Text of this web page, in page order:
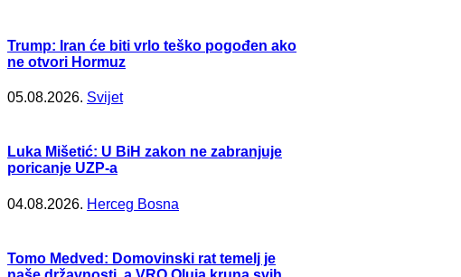
Trump: Iran će biti vrlo teško pogođen ako
ne otvori Hormuz
05.08.2026. Svijet
Luka Mišetić: U BiH zakon ne zabranjuje
poricanje UZP-a
04.08.2026. Herceg Bosna
Tomo Medved: Domovinski rat temelj je